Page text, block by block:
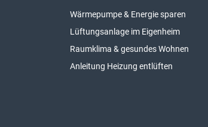
Wärmepumpe & Energie sparen
Lüftungsanlage im Eigenheim
Raumklima & gesundes Wohnen
Anleitung Heizung entlüften